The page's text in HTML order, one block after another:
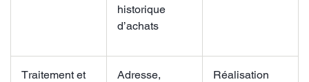
historique
d’achats
Traitement et
Adresse,
Réalisation